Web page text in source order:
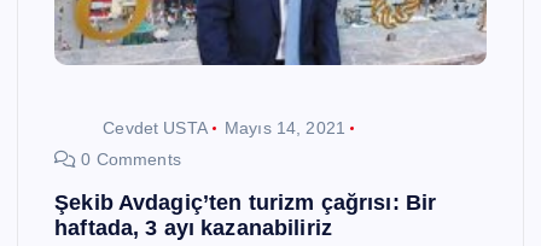
Cevdet USTA
Mayıs 14, 2021
0 Comments
Şekib Avdagiç’ten turizm çağrısı: Bir
haftada, 3 ayı kazanabiliriz